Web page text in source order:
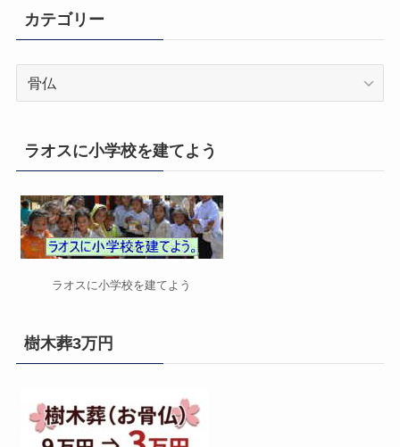
カテゴリー
リ
ラオスに小学校を建てよう
ラオスに小学校を建てよう
樹木葬3万円